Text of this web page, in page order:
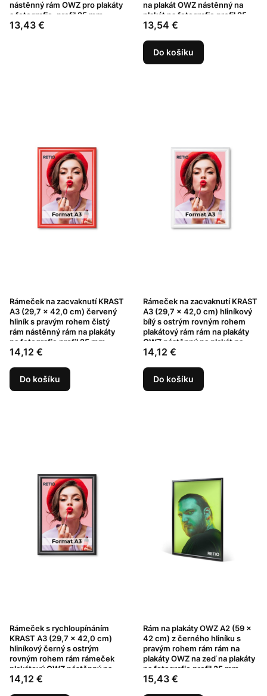
nástěnný rám OWZ pro plakáty
a fotografie, profil 25 mm
Cena
13,43 €
na plakát OWZ nástěnný na
plakát na fotografie profil 25
mm
Cena
13,54 €
Do košíku
Rámeček na zacvaknutí KRAST
A3 (29,7 x 42,0 cm) červený
hliník s pravým rohem čistý
rám nástěnný rám na plakáty
na fotografie profil 25 mm
Cena
14,12 €
Do košíku
Rámeček na zacvaknutí KRAST
A3 (29,7 x 42,0 cm) hliníkový
bílý s ostrým rovným rohem
plakátový rám rám na plakáty
OWZ nástěnný na plakát na
fotografie profil 25 mm
Cena
14,12 €
Do košíku
Rámeček s rychloupínáním
KRAST A3 (29,7 x 42,0 cm)
hliníkový černý s ostrým
rovným rohem rám rámeček
plakátový OWZ nástěnný na
plakát na fotografie profil 25
Cena
14,12 €
Rám na plakáty OWZ A2 (59 x
42 cm) z černého hliníku s
pravým rohem rám rám na
plakáty OWZ na zeď na plakáty
na fotografie profil 25 mm
Cena
15,43 €